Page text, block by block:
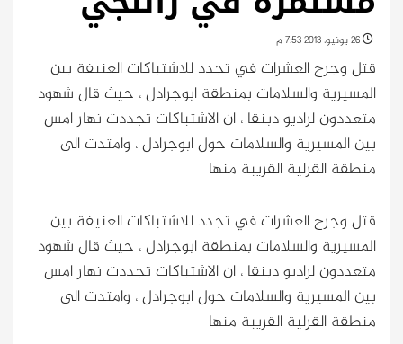
قتل وجرح العشرات في تجدد للاشتباكات العنيفة بين
المسيرية والسلامات بمنطقة ابوجرادل ، حيث قال شهود
متعددون لراديو دبنقا ، ان الاشتباكات تجددت نهار امس
بين المسيرية والسلامات حول ابوجرادل ، وامتدت الى
منطقة القرلية القريبة منها
قتل وجرح العشرات في تجدد للاشتباكات العنيفة بين
المسيرية والسلامات بمنطقة ابوجرادل ، حيث قال شهود
متعددون لراديو دبنقا ، ان الاشتباكات تجددت نهار امس
بين المسيرية والسلامات حول ابوجرادل ، وامتدت الى
منطقة القرلية القريبة منها